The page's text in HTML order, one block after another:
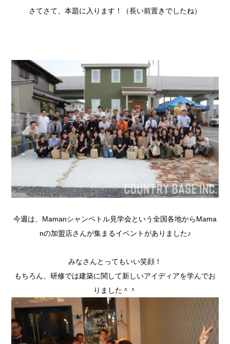
さてさて、本題に入ります！（長い前置きでしたね）
今週は、Mamanシャンペトル見学会という全国各地からMama
nの加盟店さんが集まるイベントがありました♪
みなさんとってもいい笑顔！
もちろん、研修では建築に関して新しいアイディアを学んでお
りました＾＾